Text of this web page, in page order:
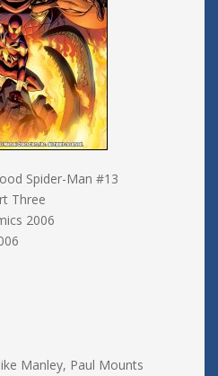
Spider-Man #13
Three
2006
Manley, Paul Mounts